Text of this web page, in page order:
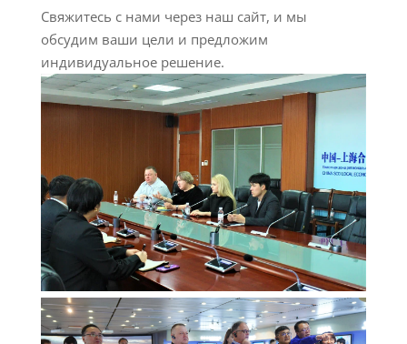
Свяжитесь с нами через наш сайт, и мы
обсудим ваши цели и предложим
индивидуальное решение.